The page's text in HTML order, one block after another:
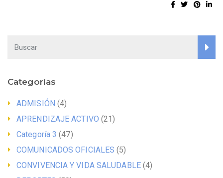
Categorías
ADMISIÓN (4)
APRENDIZAJE ACTIVO (21)
Categoría 3 (47)
COMUNICADOS OFICIALES (5)
CONVIVENCIA Y VIDA SALUDABLE(4)